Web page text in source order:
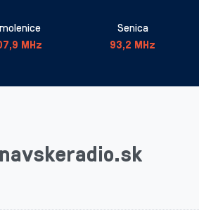
MHz
Senica
93,2 MHz